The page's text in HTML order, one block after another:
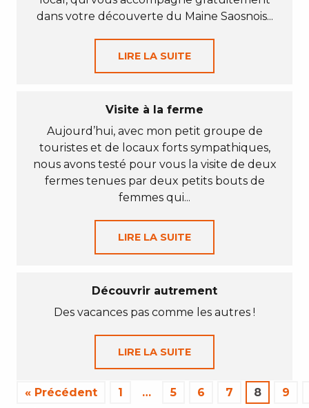
dans votre découverte du Maine Saosnois...
LIRE LA SUITE
Visite à la ferme
Aujourd’hui, avec mon petit groupe de
touristes et de locaux forts sympathiques,
nous avons testé pour vous la visite de deux
fermes tenues par deux petits bouts de
femmes qui...
LIRE LA SUITE
Découvrir autrement
Des vacances pas comme les autres !
LIRE LA SUITE
« Précédent 1 … 5 6 7 8 9